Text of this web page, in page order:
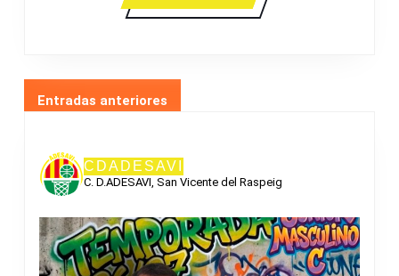
MÁS
NAVEGACIÓN
ENTRADAS
Entradas anteriores
CDADESAVI
C. D.ADESAVI, San Vicente del Raspeig